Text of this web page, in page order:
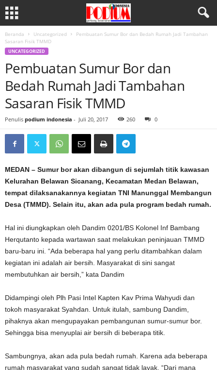
Beranda Uncategorized
Pembuatan Sumur Bor dan Bedah Rumah Jadi Tambahan
Sasaran Fisik TMMD
UNCATEGORIZED
Pembuatan Sumur Bor dan
Bedah Rumah Jadi Tambahan
Sasaran Fisik TMMD
Penulis podium indonesia - Juli 20, 2017 260 0
MEDAN – Sumur bor akan dibangun di sejumlah titik kawasan
Kelurahan Belawan Sicanang, Kecamatan Medan Belawan,
tempat dilaksanakannya kegiatan TNI Manunggal Membangun
Desa (TMMD). Selain itu, akan ada pula program bedah rumah.
Hal ini diungkapkan oleh Dandim 0201/BS Kolonel Inf Bambang
Herqutanto kepada wartawan saat melakukan peninjauan TMMD
baru-baru ini. “Ada beberapa hal yang perlu ditambahkan dalam
kegiatan ini adalah air bersih. Masyarakat di sini sangat
membutuhkan air bersih,” kata Dandim
Didampingi oleh Plh Pasi Intel Kapten Kav Prima Wahyudi dan
tokoh masyarakat Syahdan. Untuk itulah, sambung Dandim,
pihaknya akan mengupayakan pembangunan sumur-sumur bor.
Sehingga bisa menyuplai air bersih di beberapa titik.
Sambungnya, akan ada pula bedah rumah. Karena ada beberapa
rumah masyarakat yang sudah sangat tidak layak. “Dari mana